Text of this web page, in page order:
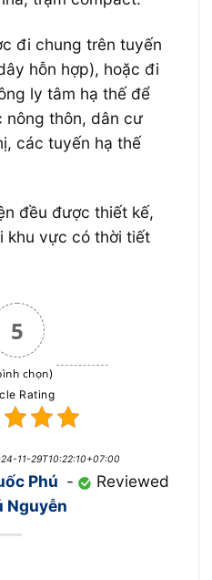
đi chung trên tuyến
hỗn hợp), hoặc đi
ly tâm hạ thế để
nông thôn, dân cư
các tuyến hạ thế
đều được thiết kế,
khu vực có thời tiết
5
chọn)
Rating
11-29T10:22:10+07:00
Phú -
Reviewed
Nguyễn